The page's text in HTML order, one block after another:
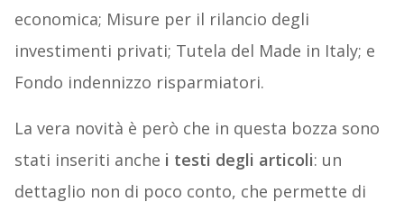
economica; Misure per il rilancio degli
investimenti privati; Tutela del Made in Italy; e
Fondo indennizzo risparmiatori.
La vera novità è però che in questa bozza sono
stati inseriti anche i testi degli articoli: un
dettaglio non di poco conto, che permette di